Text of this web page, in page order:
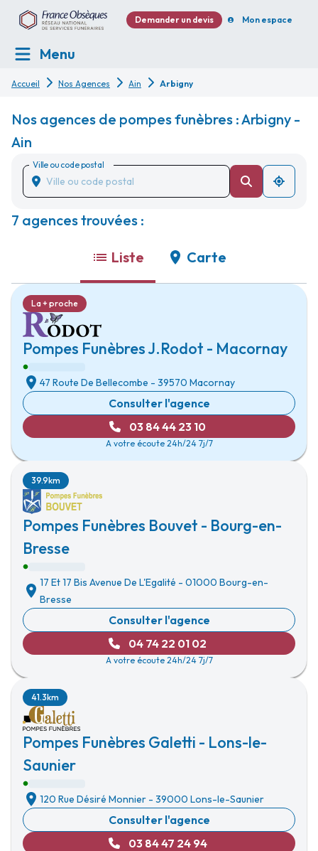
Demander un devis Mon espace
Menu
Accueil Nos Agences Ain Arbigny
Nos agences de pompes funèbres : Arbigny -
Ain
Ville ou code postal
7 agences trouvées :
Liste Carte
Pompes Funèbres J.Rodot - Macornay
La + proche
47 Route De Bellecombe - 39570 Macornay
Consulter l'agence
03 84 44 23 10
A votre écoute 24h/24 7j/7
Pompes Funèbres Bouvet - Bourg-en-
Bresse
39.9km
17 Et 17 Bis Avenue De L'Egalité - 01000 Bourg-en-
Bresse
Consulter l'agence
04 74 22 01 02
A votre écoute 24h/24 7j/7
Pompes Funèbres Galetti - Lons-le-
Saunier
41.3km
120 Rue Désiré Monnier - 39000 Lons-le-Saunier
Consulter l'agence
03 84 47 24 94